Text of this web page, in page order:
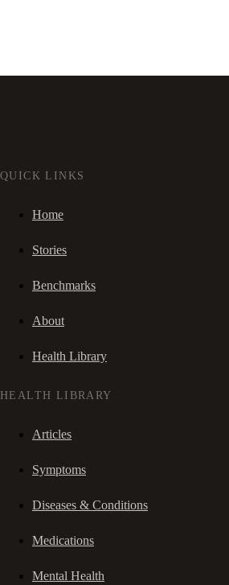
QUICK LINKS
Home
Stories
Benchmarks
About
Health Library
HEALTH LIBRARY
Articles
Symptoms
Diseases & Conditions
Medications
Mental Health